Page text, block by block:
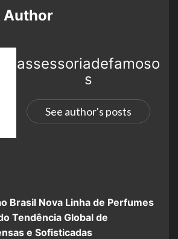
Author
assessoriadefamoso
s
See author's posts
Brasil Nova Linha de Perfumes
Tendência Global de
e Sofisticadas